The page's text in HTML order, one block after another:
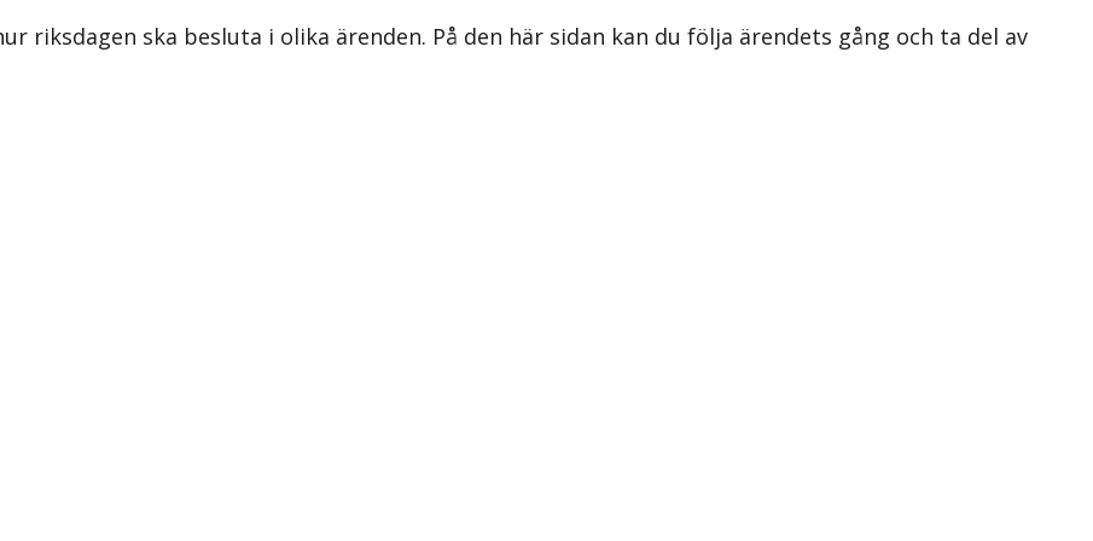
riksdagen ska besluta i olika ärenden. På den här sidan kan du följa ärendets gång och ta del av